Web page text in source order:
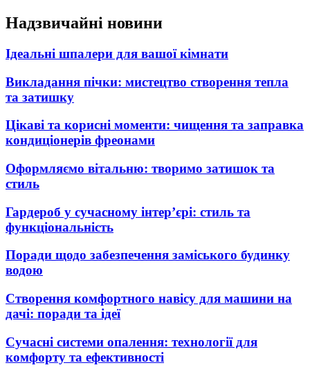
Перейти
до
Надзвичайні новини
Ідеальні шпалери для вашої кімнати
Викладання пічки: мистецтво створення тепла
та затишку
Цікаві та корисні моменти: чищення та заправка
кондиціонерів фреонами
Оформляємо вітальню: творимо затишок та
стиль
Гардероб у сучасному інтер’єрі: стиль та
функціональність
Поради щодо забезпечення заміського будинку
водою
Створення комфортного навісу для машини на
дачі: поради та ідеї
Сучасні системи опалення: технології для
комфорту та ефективності